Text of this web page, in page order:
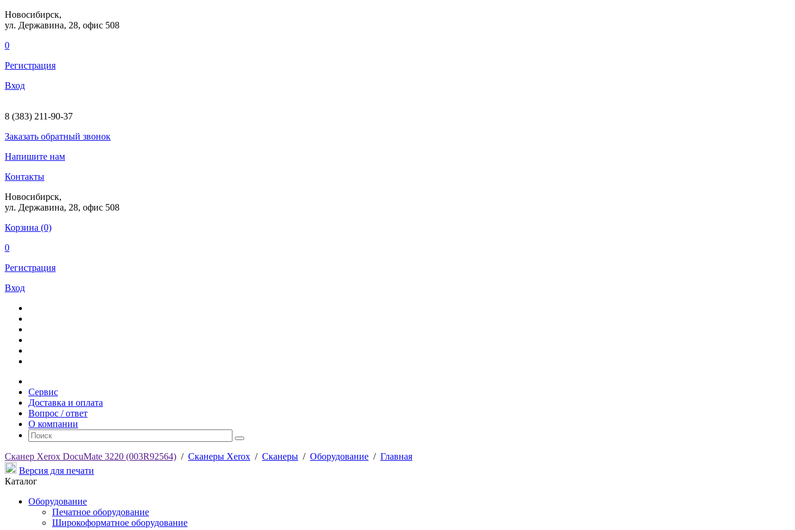
Новосибирск,
ул. Державина, 28, офис 508
0
Регистрация
Вход
8 (383) 211-90-37
Заказать обратный звонок
Напишите нам
Контакты
Новосибирск,
ул. Державина, 28, офис 508
Корзина (0)
0
Регистрация
Вход
Сервис
Доставка и оплата
Вопрос / ответ
О компании
Сканер Xerox DocuMate 3220 (003R92564) / Сканеры Xerox / Сканеры / Оборудование / Главная
Версия для печати
Каталог
Оборудование
Печатное оборудование
Широкоформатное оборудование